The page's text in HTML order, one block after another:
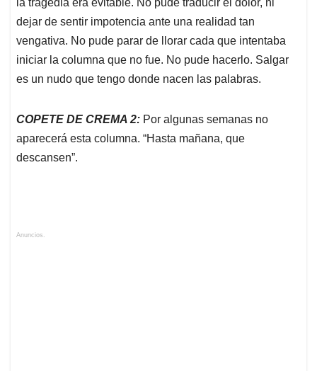
dejar de sentir impotencia ante una realidad tan
vengativa. No pude parar de llorar cada que intentaba
iniciar la columna que no fue. No pude hacerlo. Salgar
es un nudo que tengo donde nacen las palabras.
COPETE DE CREMA 2: Por algunas semanas no
aparecerá esta columna. “Hasta mañana, que
descansen”.
Anuncios.